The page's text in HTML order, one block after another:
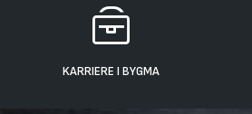
KARRIERE I BYGMA